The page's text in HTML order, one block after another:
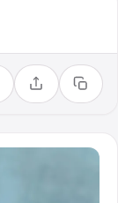
Compartilhar
Copiar